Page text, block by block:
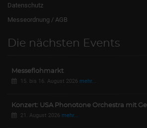
Datenschutz
Messeordnung / AGB
Die nächsten Events
Messeflohmarkt
15. bis 16. August 2026 mehr...
Konzert: USA Phonotone Orchestra mit
21. August 2026 mehr...